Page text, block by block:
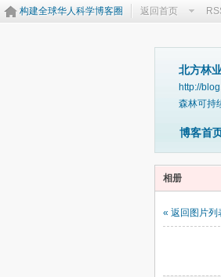
构建全球华人科学博客圈 返回首页
北方林
http://
森林可持
博客首
相册
« 返回图片列